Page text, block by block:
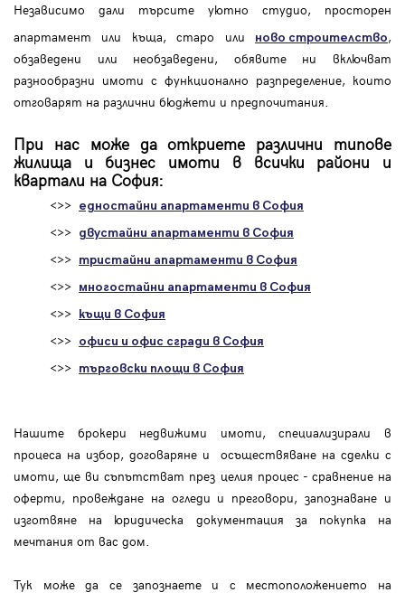
Независимо дали търсите уютно студио, просторен
апартамент или къща, старо или
ново строителство,
обзаведени или необзаведени, обявите ни включват
разнообразни имоти с функционално разпределение, които
отговарят на различни бюджети и предпочитания.
При нас може да откриете различни типове
жилища и бизнес имоти в всички райони и
квартали на София:
<>> едностайни апартаменти в София
<>> двустайни апартаменти в София
<>> тристайни апартаменти в София
<>> многостайни апартаменти в София
<>> къщи в София
<>> офиси и офис сгради в София
<>> търговски площи в София
Нашите брокери недвижими имоти, специализирали в
процеса на избор, договаряне и осъществяване на сделки с
имоти, ще ви съпътстват през целия процес - сравнение на
оферти, провеждане на огледи и преговори, запознаване и
изготвяне на юридическа документация за покупка на
мечтания от вас дом.
Тук може да се запознаете и с местоположението на